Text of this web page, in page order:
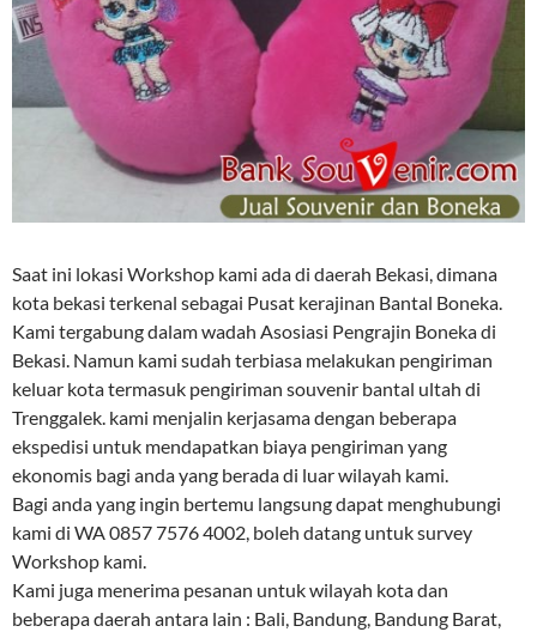
Saat ini lokasi Workshop kami ada di daerah Bekasi, dimana
kota bekasi terkenal sebagai Pusat kerajinan Bantal Boneka.
Kami tergabung dalam wadah Asosiasi Pengrajin Boneka di
Bekasi. Namun kami sudah terbiasa melakukan pengiriman
keluar kota termasuk pengiriman souvenir bantal ultah di
Trenggalek. kami menjalin kerjasama dengan beberapa
ekspedisi untuk mendapatkan biaya pengiriman yang
ekonomis bagi anda yang berada di luar wilayah kami.
Bagi anda yang ingin bertemu langsung dapat menghubungi
kami di WA 0857 7576 4002, boleh datang untuk survey
Workshop kami.
Kami juga menerima pesanan untuk wilayah kota dan
beberapa daerah antara lain : Bali, Bandung, Bandung Barat,